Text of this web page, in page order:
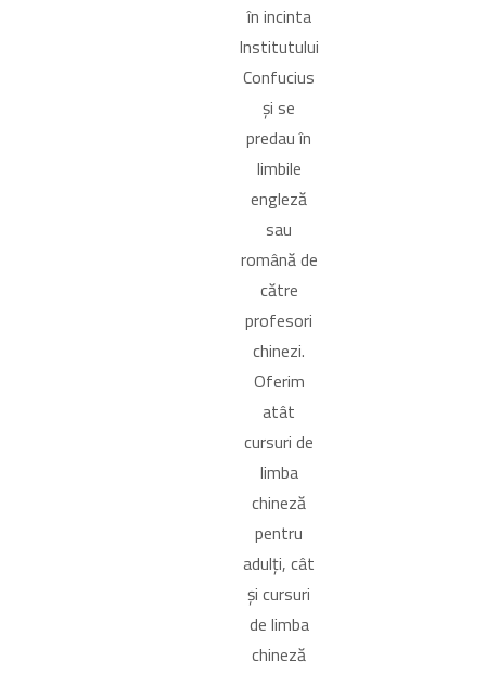
în incinta
Institutului
Confucius
și se
predau în
limbile
engleză
sau
română de
către
profesori
chinezi.
Oferim
atât
cursuri de
limba
chineză
pentru
adulți, cât
și cursuri
de limba
chineză